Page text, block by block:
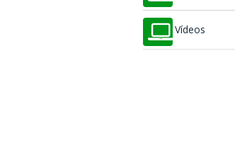
Vídeos